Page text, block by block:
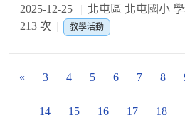
2025-12-25 北屯區 北屯國小
213 次
教學活動
« 3 4 5 6 7 8
14 15 16 17 18